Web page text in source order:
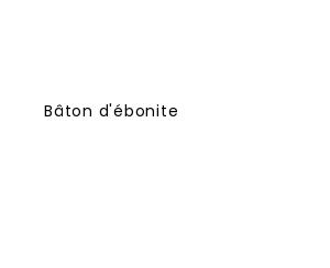
Bâton d'ébonite